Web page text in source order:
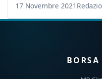
17 Novembre 2021